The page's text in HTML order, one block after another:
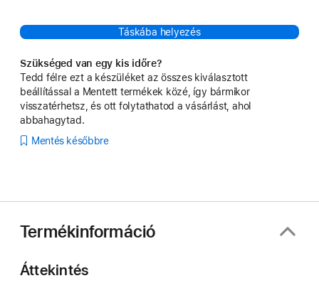
Táskába helyezés
Szükséged van egy kis időre?
Tedd félre ezt a készüléket az összes kiválasztott
beállítással a Mentett termékek közé, így bármikor
visszatérhetsz, és ott folytathatod a vásárlást, ahol
abbahagytad.
Mentés későbbre
Termékinformáció
Áttekintés